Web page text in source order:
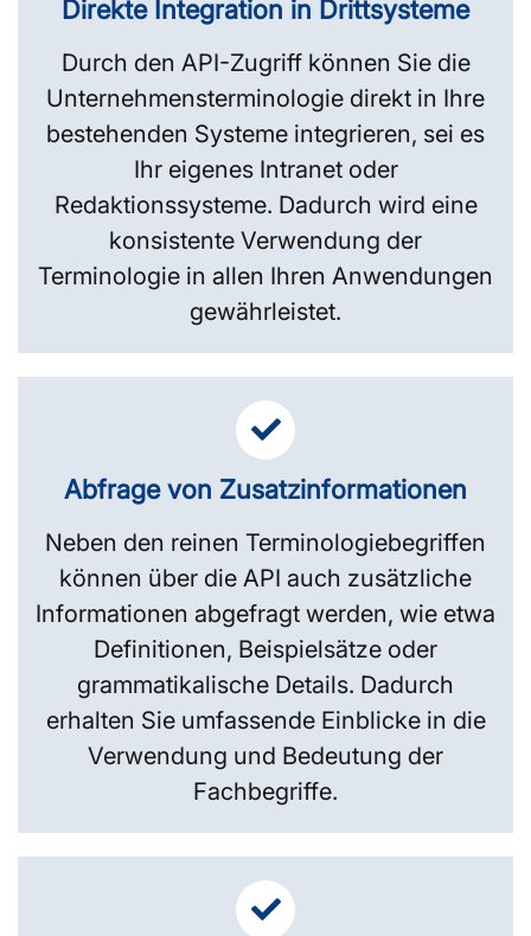
Direkte Integration in Drittsysteme
Durch den API-Zugriff können Sie die
Unternehmens­terminologie direkt in Ihre
bestehenden Systeme integrieren, sei es
Ihr eigenes Intranet oder
Redaktionssysteme. Dadurch wird eine
konsistente Verwendung der
Terminologie in allen Ihren Anwendungen
gewährleistet.
Abfrage von Zusatzinformationen
Neben den reinen Terminologiebegriffen
können über die API auch zusätzliche
Informationen abgefragt werden, wie etwa
Definitionen, Beispielsätze oder
grammatikalische Details. Dadurch
erhalten Sie umfassende Einblicke in die
Verwendung und Bedeutung der
Fachbegriffe.